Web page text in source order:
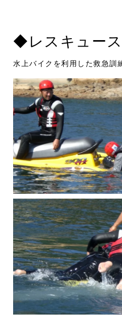
◆レスキュー
水上バイクを利用した救急訓